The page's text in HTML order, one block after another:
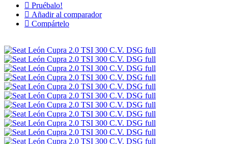
Pruébalo!
Añadir al comparador
Compártelo